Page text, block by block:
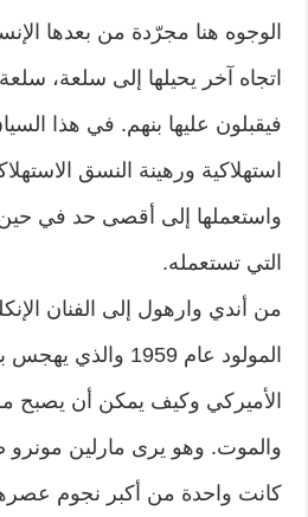
الوجوه هنا مجرّدة من بعدها
اتجاه آخر يحيلها إلى سلعة،
فيقبلون عليها بنهم. في هذا
استهلاكية ورهينة النسق
واستعملها إلى أقصى حد في
التي تستعمله.
من أندي وارهول إلى الفنان
المولود عام 1959
الأميركي وكيف يمكن أن يصبح
والموت. وهو يرى مارلين مونرو
كانت واحدة من أكبر نجوم